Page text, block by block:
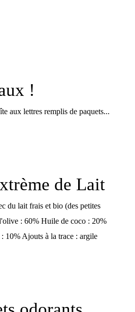
!
aux lettres remplis de paquets...
de Lait
du lait frais et bio (des petites
: 60% Huile de coco : 20%
10% Ajouts à la trace : argile